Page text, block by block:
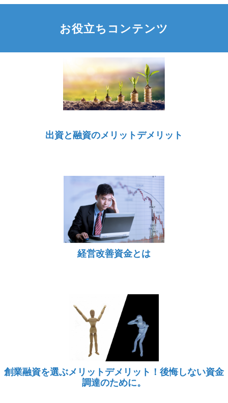
お役立ちコンテンツ
出資と融資のメリットデメリット
経営改善資金とは
創業融資を選ぶメリットデメリット！後悔しない資金
調達のために。